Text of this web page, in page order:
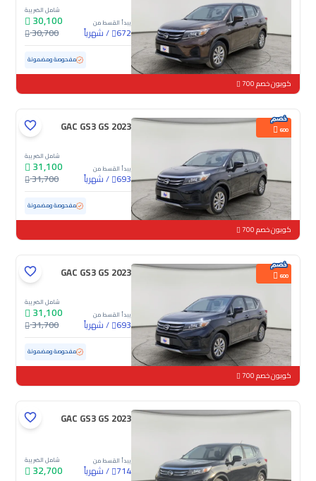
يبدأ القسط من
672
/شهرياً
شامل الضريبة
30,100
30,700
مستعملة 87,240 كم مفحوصة ومضمونة
كوبون خصم 700
600
GAC GS3 GS 2023
يبدأ القسط من
693
/شهرياً
شامل الضريبة
31,100
31,700
مستعملة 79,087 كم مفحوصة ومضمونة
كوبون خصم 700
600
GAC GS3 GS 2023
يبدأ القسط من
693
/شهرياً
شامل الضريبة
31,100
31,700
مستعملة 103,146 كم مفحوصة ومضمونة
كوبون خصم 700
GAC GS3 GS 2023
يبدأ القسط من
714
/شهرياً
شامل الضريبة
32,700